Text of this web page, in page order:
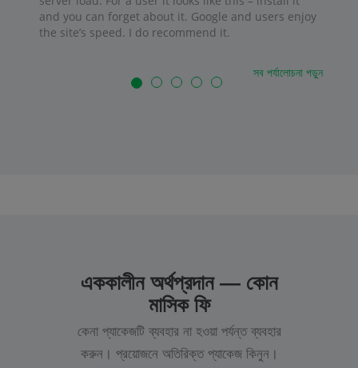
and you can forget about it. Google and users enjoy
the site’s speed. I do recommend it.
সব পর্যালোচনা পড়ুন
এককালীন অর্থপ্রদান — কোন
মাসিক ফি
কেনা প্যাকেজটি ব্যবহার না হওয়া পর্যন্ত ব্যবহার
করুন। প্রয়োজনে অতিরিক্ত প্যাকেজ কিনুন।